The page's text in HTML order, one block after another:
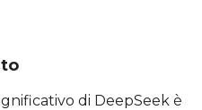
di DeepSeek è